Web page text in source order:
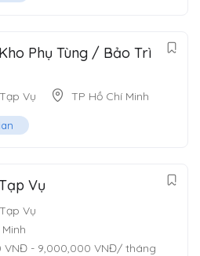
Phụ Tùng / Bảo Trì
Vụ TP Hồ Chí Minh
Vụ
Vụ
VNĐ - 9,000,000 VNĐ/ tháng